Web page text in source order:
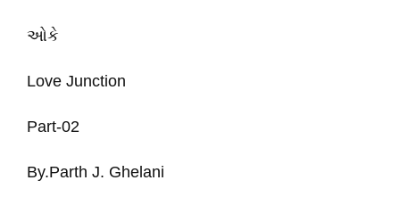
ઓકે
Love Junction
Part-02
By.Parth J. Ghelani